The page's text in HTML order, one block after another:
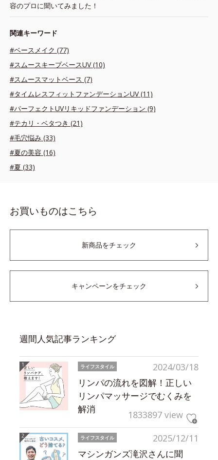
容のプロに聞いてみました！
関連キーワード
#ベースメイク (77)
#スムースキープベースUV (10)
#スムースマットベース (7)
#タイムレスフィットファンデーションUV (11)
#パーフェクトUVリキッドファンデーション (9)
#テカリ・ベタつき (21)
#毛穴悩み (33)
#夏の美容 (16)
#夏 (33)
お買いものはこちら
新商品をチェック
キャンペーンをチェック
週間人気記事ランキング
2024/03/18
ライフスタイル
リンパの流れを図解！正しい
リンパマッサージでむくみを
解消
1833897 view
2025/12/11
ライフスタイル
マシンガンズ滝沢さんに聞